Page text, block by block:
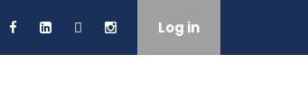
Log in